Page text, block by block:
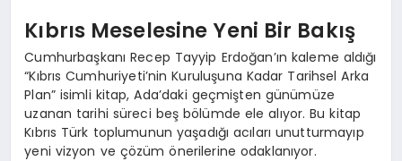
Kıbrıs Meselesine Yeni Bir Bakış
Cumhurbaşkanı Recep Tayyip Erdoğan’ın kaleme aldığı
“Kıbrıs Cumhuriyeti’nin Kuruluşuna Kadar Tarihsel Arka
Plan” isimli kitap, Ada’daki geçmişten günümüze
uzanan tarihi süreci beş bölümde ele alıyor. Bu kitap
Kıbrıs Türk toplumunun yaşadığı acıları unutturmayıp
yeni vizyon ve çözüm önerilerine odaklanıyor.